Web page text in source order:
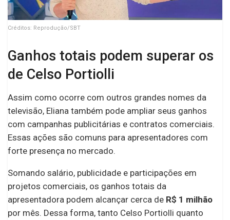
Créditos: Reprodução/SBT
Ganhos totais podem superar os
de Celso Portiolli
Assim como ocorre com outros grandes nomes da
televisão, Eliana também pode ampliar seus ganhos
com campanhas publicitárias e contratos comerciais.
Essas ações são comuns para apresentadores com
forte presença no mercado.
Somando salário, publicidade e participações em
projetos comerciais, os ganhos totais da
apresentadora podem alcançar cerca de R$ 1 milhão
por mês. Dessa forma, tanto Celso Portiolli quanto